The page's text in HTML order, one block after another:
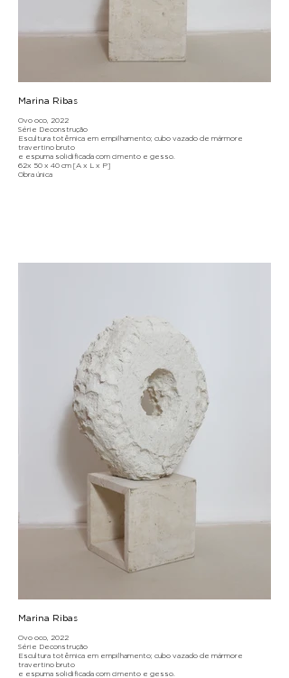
Marina Ribas
Ovo oco, 2022
Série Deconstrução
Escultura totêmica em empilhamento; cubo vazado de mármore
travertino bruto
e espuma solidificada com cimento e gesso.
62x 50 x 40 cm [A x L x P]
Obra única
Marina Ribas
Ovo oco, 2022
Série Deconstrução
Escultura totêmica em empilhamento; cubo vazado de mármore
travertino bruto
e espuma solidificada com cimento e gesso.